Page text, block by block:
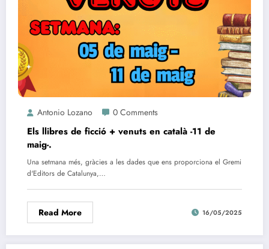
Antonio Lozano 0 Comments
Els llibres de ficció + venuts en català -11 de
maig-.
Una setmana més, gràcies a les dades que ens proporciona el Gremi
d'Editors de Catalunya,…
Read More 16/05/2025